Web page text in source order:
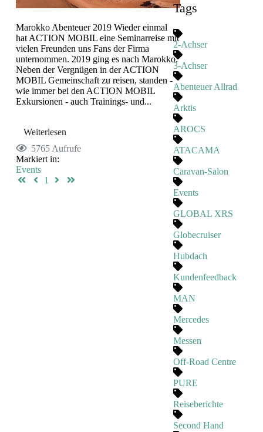
Marokko Abenteuer 2019 Wieder einmal
hat ACTION MOBIL eine Seminarreise mit
vielen Freunden uns Fans der Firma
unternommen. 2019 ging es nach Marokko.
Neben der Vergnügen in der ACTION
MOBIL Gemeinschaft zu reisen, standen -
wie immer bei den ACTION MOBIL
Exkursionen - auch Trainings- und...
Weiterlesen
5765 Aufrufe
Markiert in:
Events
First Page
Previous Page
1 Next Page
Tags
2-Achser
3-Achser
Abenteuer Allrad
Arktis
AROCS
ATACAMA
Caravan-Salon
Events
GLOBAL XRS
Globecruiser
Hubdach
Kundenfeedback
MAN
Mercedes
Messen
Off-Road Centre
PURE
Reiseberichte
Second Hand